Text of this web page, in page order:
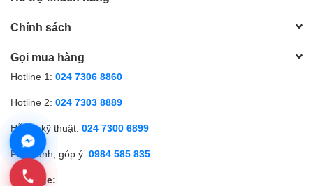
Chính sách
Gọi mua hàng
Hotline 1: 024 7306 8860
Hotline 2: 024 7303 8889
Hỗ trợ kỹ thuật: 024 7300 6899
Phản ánh, góp ý: 0984 585 835
Fanpage: